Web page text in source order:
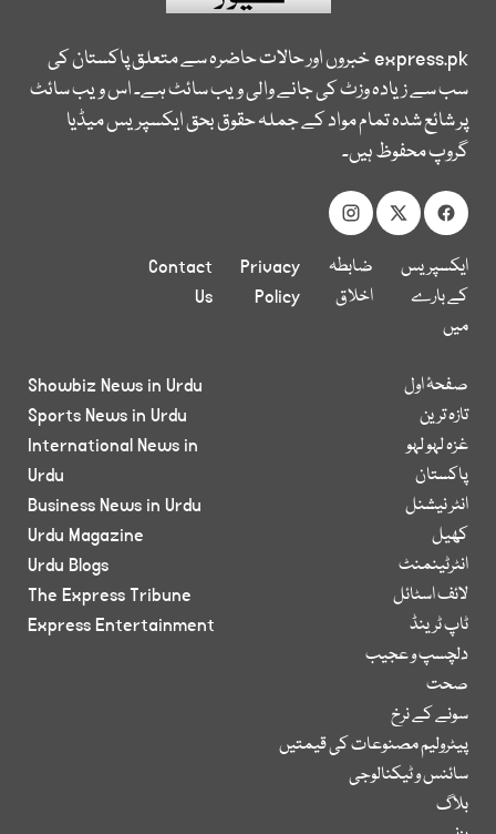
express.pkخبروں اور حالات حاضرہ سے متعلق پاکستان کی
سب سے زیادہ وزٹ کی جانے والی ویب سائٹ ہے۔ اس ویب سائٹ
پر شائع شدہ تمام مواد کے جملہ حقوق بحق ایکسپریس میڈیا
گروپ محفوظ ہیں۔
ایکسپریس
کے بارے
میں
ضابطہ
اخلاق
Privacy
Policy
Contact
Us
صفحۂ اول
تازہ ترین
غزہ لہو لہو
پاکستان
انٹر نیشنل
کھیل
انٹرٹینمنٹ
لائف اسٹائل
ٹاپ ٹرینڈ
دلچسپ و عجیب
صحت
سونے کے نرخ
پیٹرولیم مصنوعات کی قیمتیں
سائنس و ٹیکنالوجی
بلاگ
Showbiz News in Urdu
Sports News in Urdu
International News in
Urdu
Business News in Urdu
Urdu Magazine
Urdu Blogs
The Express Tribune
Express Entertainment